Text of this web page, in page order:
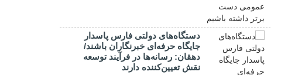
دستگاه‌های دولتی فارس پاسدار
جایگاه حرفه‌ای خبرنگاران باشند/
دهقان: رسانه‌ها در فرآیند توسعه
نقش تعیین‌کننده دارند